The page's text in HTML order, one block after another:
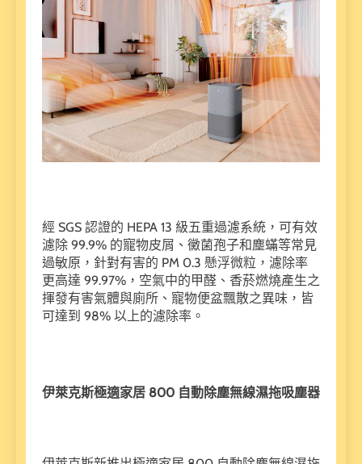
經 SGS 認證的 HEPA 13 級五重過濾系統，可有效
濾除 99.9% 的寵物皮屑、黴菌孢子和塵蟎等常見
過敏原，針對有害的 PM 0.3 懸浮微粒，濾除率
更高達 99.97%，空氣中的甲醛、香菸燃燒產生之
揮發有害氣體與廁所、寵物便盆飄散之異味，皆
可達到 98% 以上的濾除率。
伊萊克斯極適家居 800 自動除塵無線濕拖吸塵器